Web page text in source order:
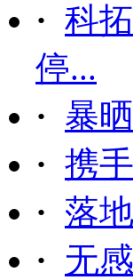
· 科
停...
· 暴
· 携
· 落
· 无